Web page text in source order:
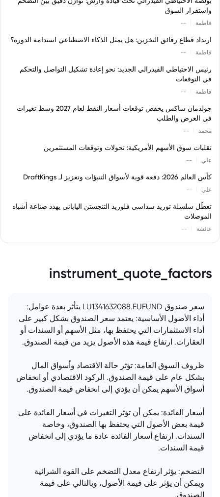
واستقرار السوق
فاطمة --
ارتداد قطاع رقائق التخزين: هل يمثل الذكاء الاصطناعي استدامة الدورة؟
فاطمة --
رئيس الاحتياطي الفيدرالي الجديد: نحو إعادة تشكيل التواصل والتحكم
في التوقعات
فاطمة --
جولدمان ساكس يخفض توقعات أسعار النفط لعام 2027 وسط تغيرات
في العرض والطلب
محمد --
تقلبات سوق الأسهم الأمريكية: تحولات وتوقعات المستثمرين
علي --
كأس العالم 2026: دفعة قوية لأسواق التنبؤات وتعزيز لـ DraftKings
علي --
تعطّل سلسلة توريد سداسي فلوريد التنجستن الياباني يهدد صناعة أشباه
الموصلات
عائشة --
instrument_quote_factors
سعر صندوق LU1341632088.EUFUND يتأثر بعدة عوامل:
أداء الأصول الأساسية: يعتمد سعر الصندوق بشكل كبير على
أداء الاستثمارات التي يحتفظ بها، مثل الأسهم أو السندات أو
العقارات. ارتفاع قيمة هذه الأصول يزيد من قيمة الصندوق.
ظروف السوق العامة: تؤثر حالة الاقتصاد وأسواق المال
بشكل عام على قيمة الصندوق. الركود الاقتصادي أو انخفاض
أسواق الأسهم يمكن أن يؤدي إلى انخفاض قيمة الصندوق.
أسعار الفائدة: يمكن أن تؤثر التغيرات في أسعار الفائدة على
قيمة بعض الأصول التي يحتفظ بها الصندوق، وخاصة
السندات. ارتفاع أسعار الفائدة عادة ما يؤدي إلى انخفاض
قيمة السندات.
التضخم: يؤثر ارتفاع معدل التضخم على القوة الشرائية
ويمكن أن يؤثر على قيمة الأصول، وبالتالي على قيمة
الصندوق.